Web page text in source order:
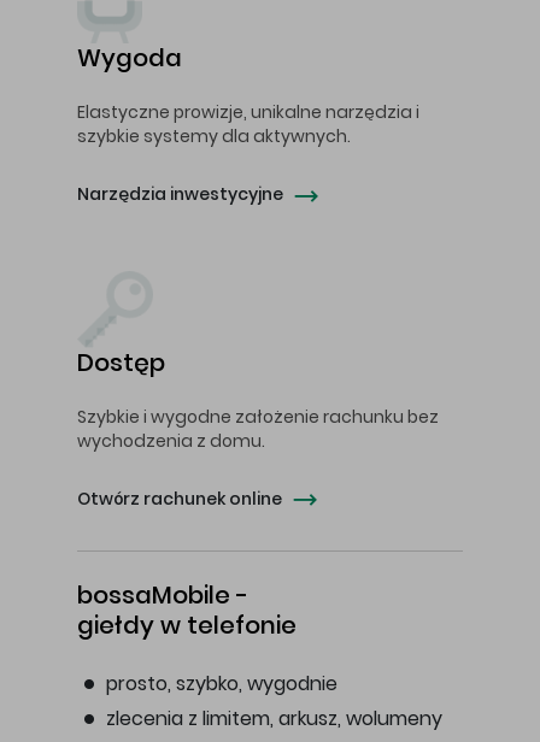
Wygoda
Elastyczne prowizje, unikalne narzędzia i
szybkie systemy dla aktywnych.
Narzędzia inwestycyjne
Dostęp
Szybkie i wygodne założenie rachunku bez
wychodzenia z domu.
Otwórz rachunek online
bossaMobile -
giełdy w telefonie
prosto, szybko, wygodnie
zlecenia z limitem, arkusz, wolumeny